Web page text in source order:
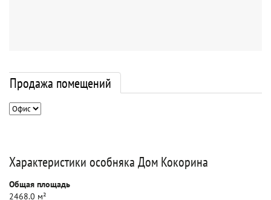
Продажа помещений
Характеристики особняка Дом Кокорина
Общая площадь
2468.0 м²